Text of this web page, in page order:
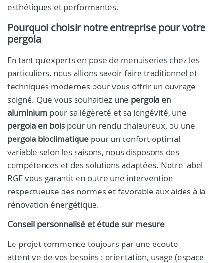
esthétiques et performantes.
Pourquoi choisir notre entreprise pour votre
pergola
En tant qu’experts en pose de menuiseries chez les
particuliers, nous allions savoir-faire traditionnel et
techniques modernes pour vous offrir un ouvrage
soigné. Que vous souhaitiez une pergola en
aluminium pour sa légèreté et sa longévité, une
pergola en bois pour un rendu chaleureux, ou une
pergola bioclimatique pour un confort optimal
variable selon les saisons, nous disposons des
compétences et des solutions adaptées. Notre label
RGE vous garantit en outre une intervention
respectueuse des normes et favorable aux aides à la
rénovation énergétique.
Conseil personnalisé et étude sur mesure
Le projet commence toujours par une écoute
attentive de vos besoins : orientation, usage (espace